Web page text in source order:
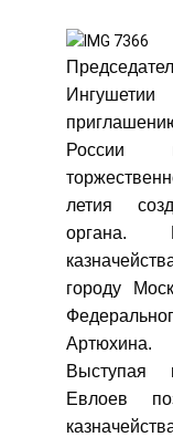
России
летия
органа.
городу
Артюхина.
Выступая
Евлоев